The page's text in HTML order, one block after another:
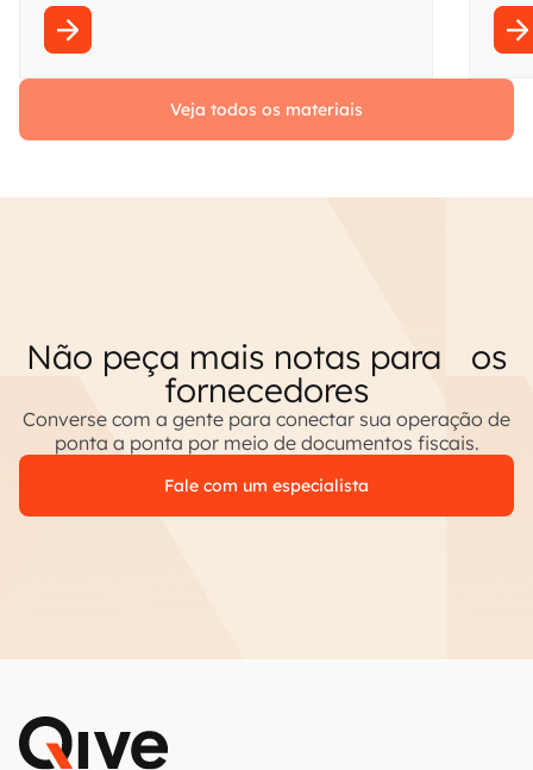
Veja todos os materiais
Não peça mais notas para os
fornecedores
Converse com a gente para conectar sua operação de
ponta a ponta por meio de documentos fiscais.
Fale com um especialista